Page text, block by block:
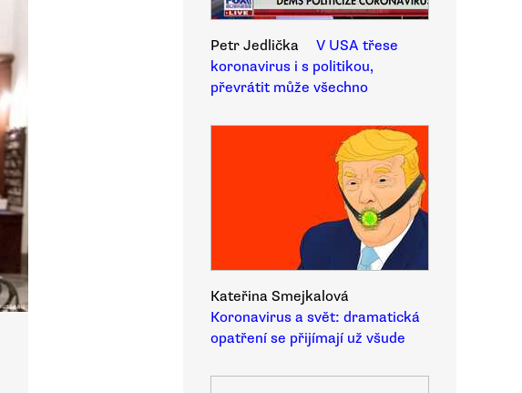
Petr Jedlička
V USA třese
koronavirus i s politikou,
převrátit může všechno
Kateřina Smejkalová
Koronavirus a svět: dramatická
opatření se přijímají už všude